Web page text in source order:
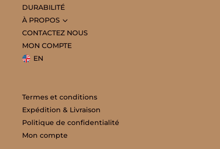
DURABILITÉ
À PROPOS 3
CONTACTEZ NOUS
MON COMPTE
EN
Termes et conditions
Expédition & Livraison
Politique de confidentialité
Mon compte